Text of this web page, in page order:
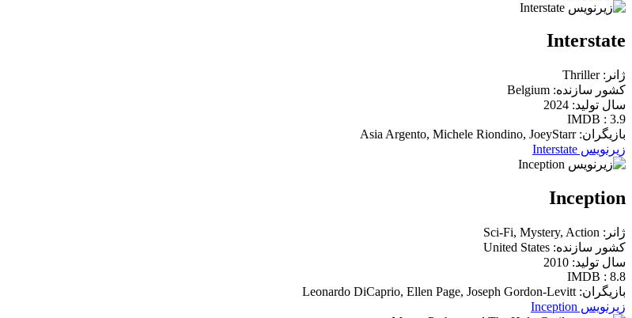
Interstate
ژانر: Thriller
کشور سازنده: Belgium
سال تولید: 2024
IMDB : 3.9
بازیگران: Asia Argento, Michele Riondino, JoeyStarr
زیرنویس Interstate
Inception
ژانر: Sci-Fi, Mystery, Action
کشور سازنده: United States
سال تولید: 2010
IMDB : 8.8
بازیگران: Leonardo DiCaprio, Ellen Page, Joseph Gordon-Levitt
زیرنویس Inception